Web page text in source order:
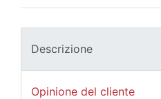
Descrizione
Opinione del cliente